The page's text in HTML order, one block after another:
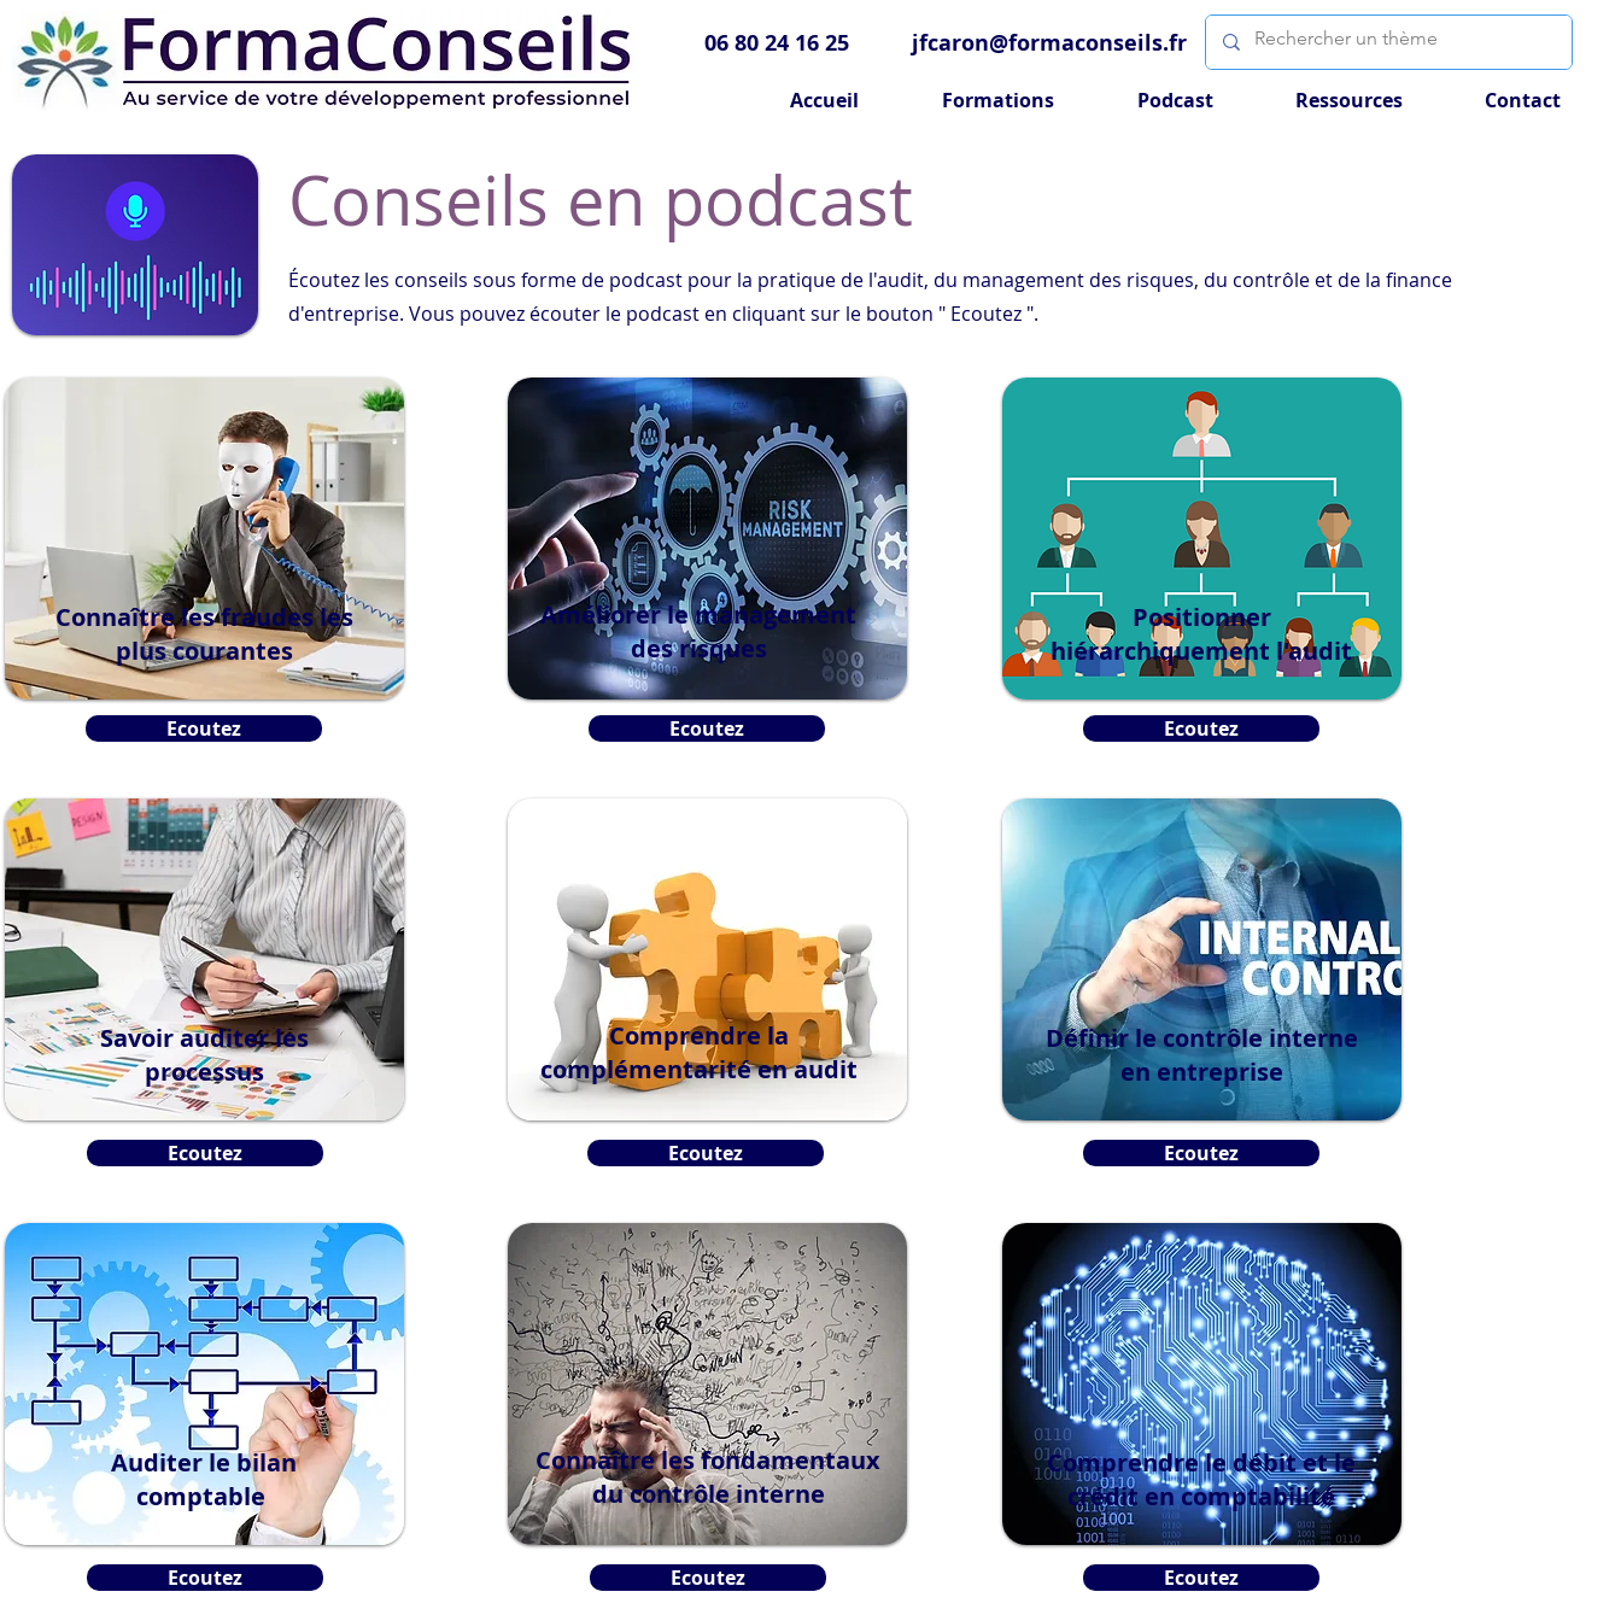
06 80 24 16 25 jfcaron@formaconseils.fr
Accueil Formations Podcast Ressources Contact
Conseils en podcast
Écoutez les conseils sous forme de podcast pour la pratique de l'audit, du management des risques, du contrôle et de la finance
d'entreprise. Vous pouvez écouter le podcast en cliquant sur le bouton " Ecoutez ".
Connaître les fraudes les
plus courantes
Ecoutez
Améliorer le management
des risques
Ecoutez
Positionner
hiérarchiquement l'audit
Ecoutez
Savoir auditer les
processus
Ecoutez
Comprendre la
complémentarité en audit
Ecoutez
Définir le contrôle interne
en entreprise
Ecoutez
Auditer le bilan
comptable
Ecoutez
Connaître les fondamentaux
du contrôle interne
Ecoutez
Comprendre le débit et le
crédit en comptabilité
Ecoutez